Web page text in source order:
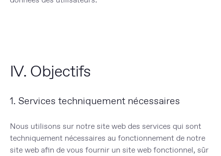
IV. Objectifs
1. Services techniquement nécessaires
Nous utilisons sur notre site web des services qui sont
techniquement nécessaires au fonctionnement de notre
site web afin de vous fournir un site web fonctionnel, sûr